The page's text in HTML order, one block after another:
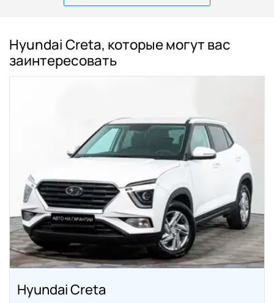
Hyundai Creta, которые могут вас
заинтересовать
Hyundai Creta